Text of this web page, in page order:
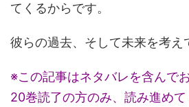
てくるからです。
彼らの過去、そして未来を考え
※この記事はネタバレを含んで
20巻読了の方のみ、読み進め